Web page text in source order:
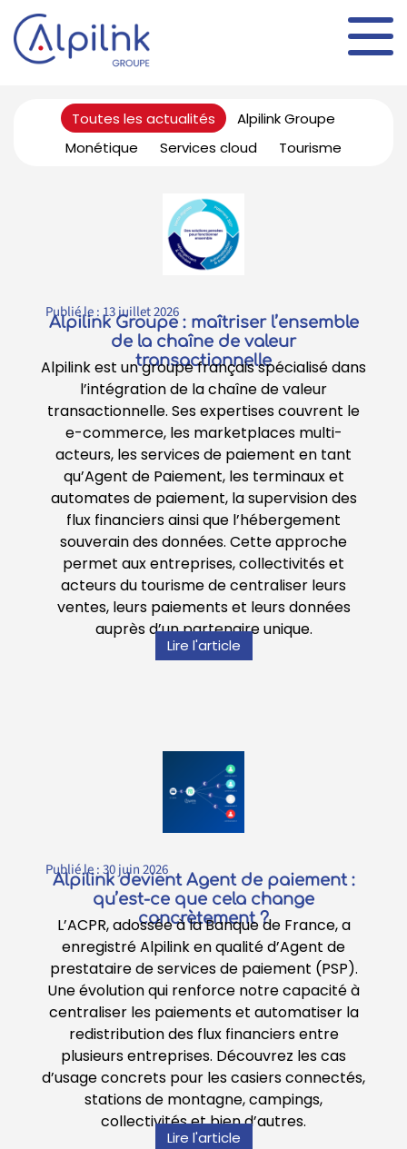
Alpilink Groupe
Monétique
Services cloud Tourisme
Toutes les actualités
Publié le :13 juillet 2026
Alpilink Groupe : maîtriser l’ensemble
de la chaîne de valeur
transactionnelle
Alpilink est un groupe français spécialisé dans
l’intégration de la chaîne de valeur
transactionnelle. Ses expertises couvrent le
e-commerce, les marketplaces multi-
acteurs, les services de paiement en tant
qu’Agent de Paiement, les terminaux et
automates de paiement, la supervision des
flux financiers ainsi que l’hébergement
souverain des données. Cette approche
permet aux entreprises, collectivités et
acteurs du tourisme de centraliser leurs
ventes, leurs paiements et leurs données
auprès d’un partenaire unique.
Lire l'article
Publié le :30 juin 2026
Alpilink devient Agent de paiement :
qu’est-ce que cela change
concrètement ?
L’ACPR, adossée à la Banque de France, a
enregistré Alpilink en qualité d’Agent de
prestataire de services de paiement (PSP).
Une évolution qui renforce notre capacité à
centraliser les paiements et automatiser la
redistribution des flux financiers entre
plusieurs entreprises. Découvrez les cas
d’usage concrets pour les casiers connectés,
stations de montagne, campings,
collectivités et bien d’autres.
Lire l'article
Panneau de gestion des cookies